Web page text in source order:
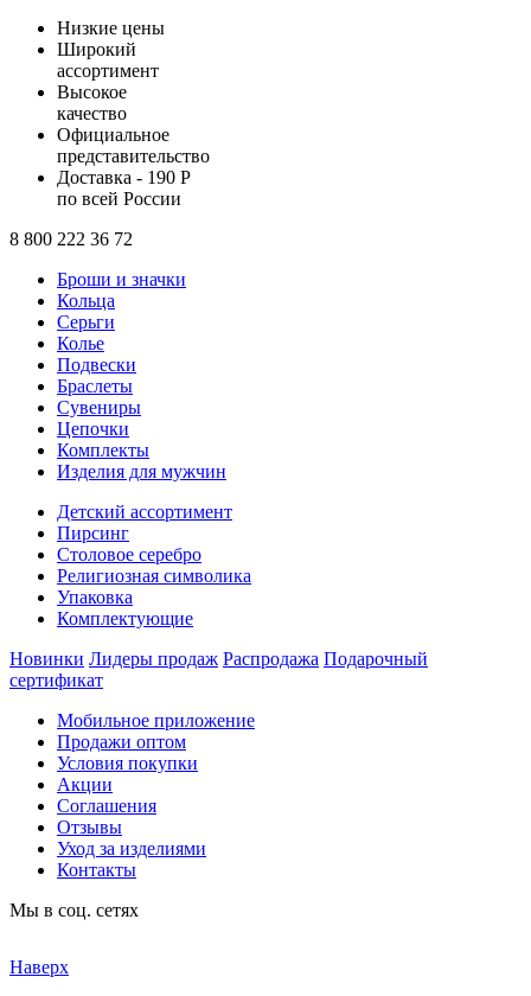
Низкие цены
Широкий
ассортимент
Высокое
качество
Официальное
представительство
Доставка - 190 Р
по всей России
8 800 222 36 72
Броши и значки
Кольца
Серьги
Колье
Подвески
Браслеты
Сувениры
Цепочки
Комплекты
Изделия для мужчин
Детский ассортимент
Пирсинг
Столовое серебро
Религиозная символика
Упаковка
Комплектующие
Новинки Лидеры продаж Распродажа Подарочный
сертификат
Мобильное приложение
Продажи оптом
Условия покупки
Акции
Соглашения
Отзывы
Уход за изделиями
Контакты
Мы в соц. сетях
Наверх